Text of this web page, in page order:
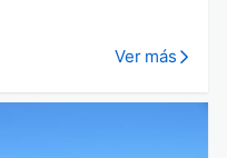
Ver más